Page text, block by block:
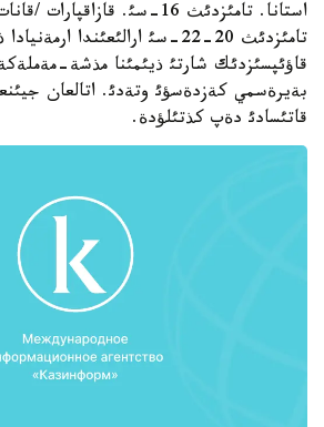
استانا. تامئزدئث 16-سئ.
تامئزدئث 20-22-سئ ارالئعئندا
قاؤئپسئزدئك شارتئ ذيئمئنا مذشة-
بةيرةسمي كةزدةسؤئ وتةدئ. اتالعان
قاتئسادئ دةپ كذتئلؤدة.